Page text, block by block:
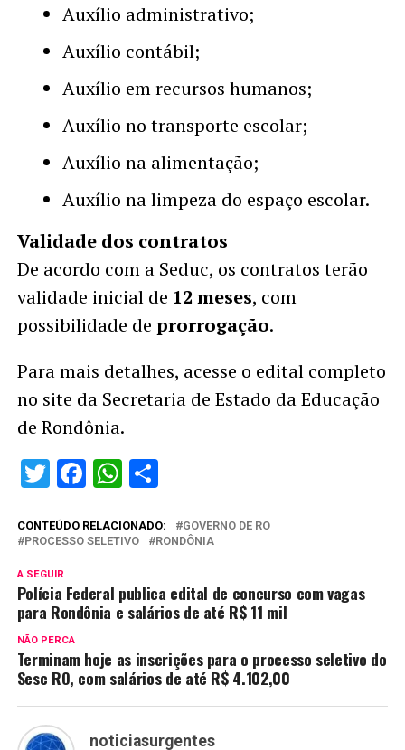
Auxílio administrativo;
Auxílio contábil;
Auxílio em recursos humanos;
Auxílio no transporte escolar;
Auxílio na alimentação;
Auxílio na limpeza do espaço escolar.
Validade dos contratos
De acordo com a Seduc, os contratos terão
validade inicial de 12 meses, com
possibilidade de prorrogação.
Para mais detalhes, acesse o edital completo
no site da Secretaria de Estado da Educação
de Rondônia.
Twitter
Facebook
WhatsApp
Share
CONTEÚDO RELACIONADO:
GOVERNO DE RO
PROCESSO SELETIVO
RONDÔNIA
A SEGUIR
Polícia Federal publica edital de concurso com vagas
para Rondônia e salários de até R$ 11 mil
NÃO PERCA
Terminam hoje as inscrições para o processo seletivo do
Sesc RO, com salários de até R$ 4.102,00
noticiasurgentes